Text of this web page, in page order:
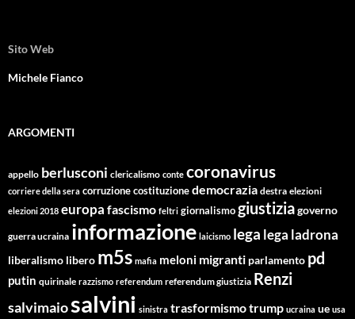
Sito Web
Michele Fianco
ARGOMENTI
appello berlusconi clericalismo conte coronavirus
corriere della sera corruzionecostituzionedemocrazia destra elezioni
elezioni 2018 europa fascismo feltri giornalismogiustiziagoverno
guerra ucraina informazione laicismo lega lega ladrona
liberalismo libero m5s mafia meloni migranti parlamento pd
putin quirinale razzismo referendum referendum giustizia Renzi
salvimaiosalvini sinistra trasformismotrump ucraina ue usa